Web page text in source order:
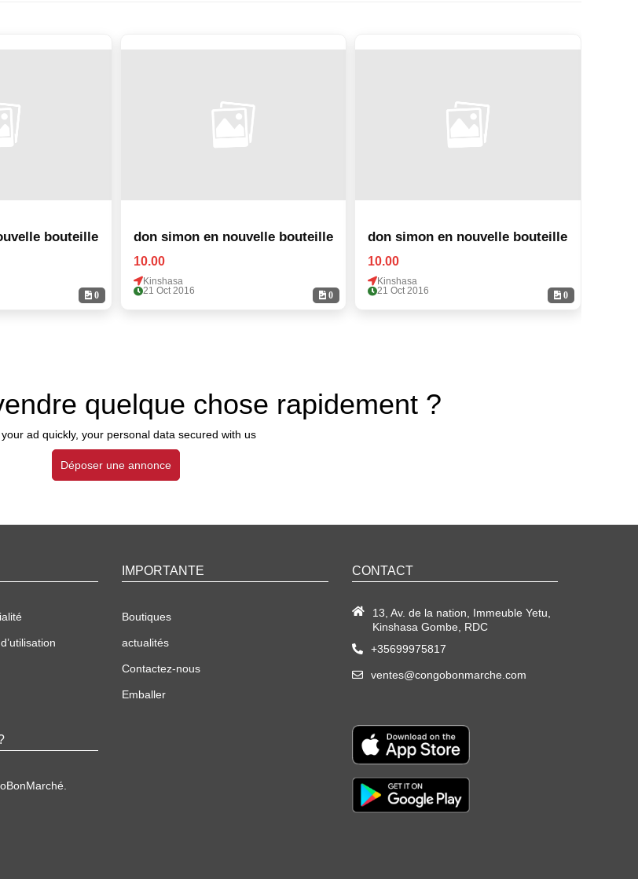
0
simon en nouvelle bouteille
0
don simon en nouvelle bouteille
10.00
Kinshasa
21 Oct 2016
0
don simon en nouvelle bouteille
10.00
Kinshasa
21 Oct 2016
quelque chose rapidement ?
your ad quickly, your personal data secured with us
Déposer une annonce
IMPORTANTE
Boutiques
actualités
Contactez-nous
Emballer
CONTACT
13, Av. de la nation, Immeuble Yetu,
Kinshasa Gombe, RDC
+35699975817
ventes@congobonmarche.com